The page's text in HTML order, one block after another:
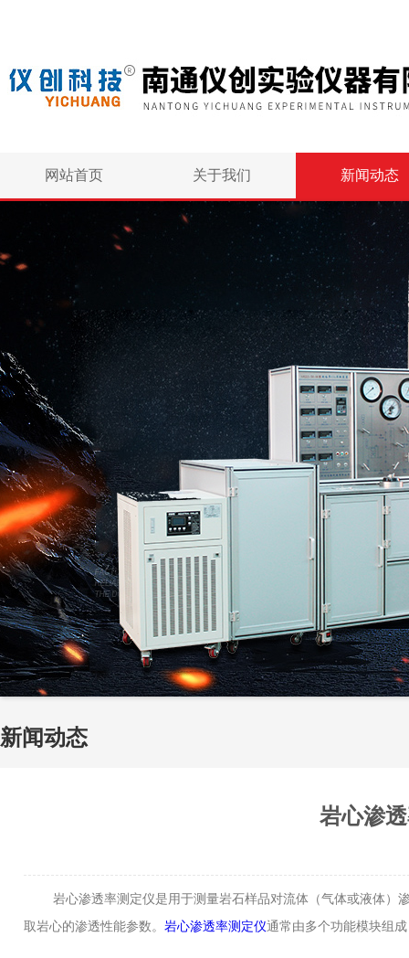
网站首页 关于我们 新闻动态
新闻动态
岩心渗
岩心渗透率测定仪是用于测量岩石样品对流体（气体或液体）渗
取岩心的渗透性能参数。 岩心渗透率测定仪通常由多个功能模块组